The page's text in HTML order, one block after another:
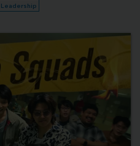
Leadership